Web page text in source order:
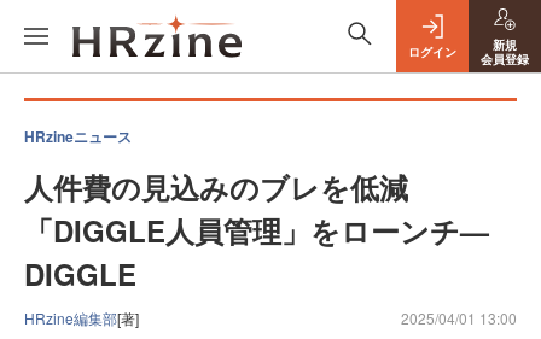
ログイン
新規
会員登録
HRzineニュース
人件費の見込みのブレを低減
「DIGGLE人員管理」をローンチ—
DIGGLE
HRzine編集部[著] 2025/04/01 13:00